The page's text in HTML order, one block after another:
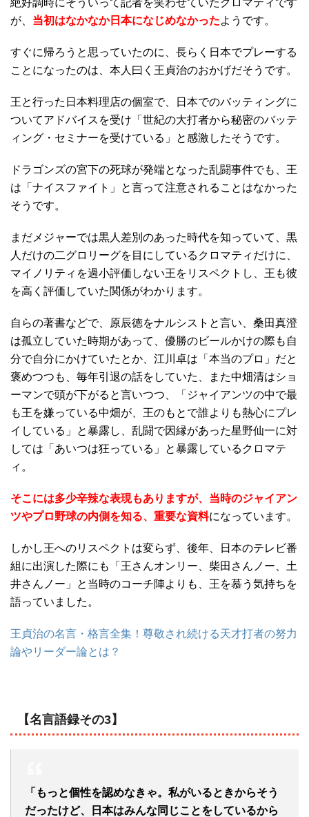
が、 当初はなかなか日本になじめなかったようです。
すぐに帰ろうと思っていたのに、長らく日本でプレーする
ことになったのは、本人曰く王貞治のおかげだそうです。
王と行った日本料理店の個室で、日本でのバッティングに
ついてアドバイスを受け「世紀の大打者から秘密のバッテ
ィング・セミナーを受けている」と感激したそうです。
ドラゴンズの宮下の死球が発端となった乱闘事件でも、王
は「ナイスファイト」と言って注意されることはなかった
そうです。
まだメジャーでは黒人差別のあった時代を知っていて、黒
人だけの二グロリーグを目にしているクロマティだけに、
マイノリティを過小評価しない王をリスペクトし、王も彼
を高く評価していた関係がわかります。
自らの著書などで、原辰徳をナルシストと言い、桑田真澄
は孤立していた時期があって、優勝のビールかけの際も自
分で自分にかけていたとか、江川卓は「本当のプロ」だと
褒めつつも、毎年引退の話をしていた、また中畑清はショ
ーマンで頭が下がると言いつつ、「ジャイアンツの中で最
も王を嫌っている中畑が、王のもとで誰よりも熱心にプレ
イしている」と暴露し、乱闘で因縁があった星野仙一に対
しては「あいつは狂っている」と暴露しているクロマテ
ィ。
そこには多少辛辣な表現もありますが、当時のジャイアン
ツやプロ野球の内側を知る、重要な資料になっています。
しかし王へのリスペクトは変らず、後年、日本のテレビ番
組に出演した際にも「王さんオンリー、柴田さんノー、土
井さんノー」と当時のコーチ陣よりも、王を慕う気持ちを
語っていました。
王貞治の名言・格言全集！尊敬され続ける天才打者の努力
論やリーダー論とは？
【名言語録その3】
「もっと個性を認めなきゃ。私がいるときからそう
だったけど、日本はみんな同じことをしているから